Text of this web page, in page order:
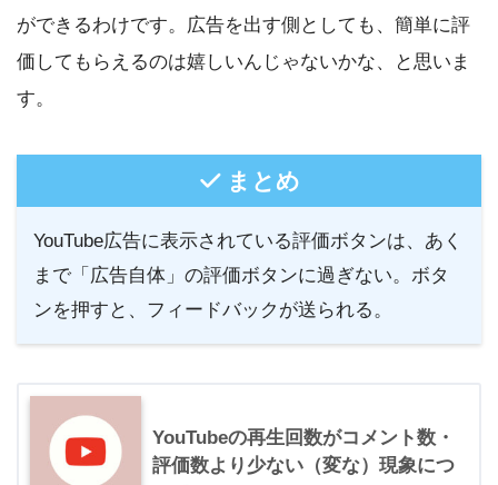
ができるわけです。広告を出す側としても、簡単に評
価してもらえるのは嬉しいんじゃないかな、と思いま
す。
まとめ
YouTube広告に表示されている評価ボタンは、あく
まで「広告自体」の評価ボタンに過ぎない。ボタ
ンを押すと、フィードバックが送られる。
YouTubeの再生回数がコメント数・
評価数より少ない（変な）現象につ